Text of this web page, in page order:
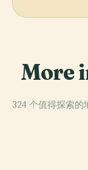
More
324 个值得探索
PLACE